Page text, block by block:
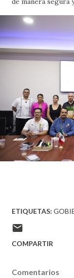
ETIQUETAS:
COMPARTIR
Comentarios